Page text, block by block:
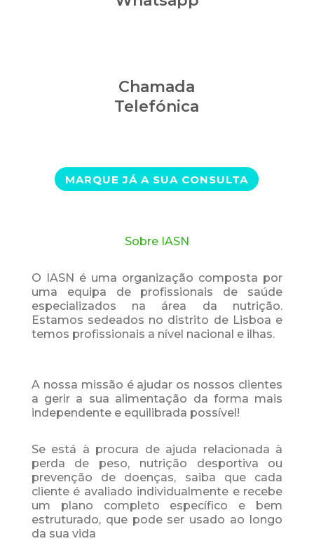
Chamada
Telefónica
MARQUE JÁ A SUA CONSULTA
Sobre IASN
O IASN é uma organização composta por
uma equipa de profissionais de saúde
especializados na área da nutrição.
Estamos sedeados no distrito de Lisboa e
temos profissionais a nível nacional e ilhas.
A nossa missão é ajudar os nossos clientes
a gerir a sua alimentação da forma mais
independente e equilibrada possível!
Se está à procura de ajuda relacionada à
perda de peso, nutrição desportiva ou
prevenção de doenças, saiba que cada
cliente é avaliado individualmente e recebe
um plano completo específico e bem
estruturado, que pode ser usado ao longo
da sua vida